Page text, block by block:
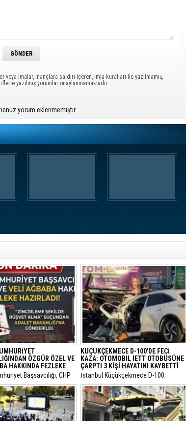
veya imalar, inançlara saldırı içeren, imla kuralları ile yazılmamış,
yazılmış yorumlar onaylanmamaktadır.
yorum eklenmemiştir.
ÖZGÜR ÖZEL VE
HAKKINDA FEZLEKE
Başsavcılığı, CHP
Özgür Özel ile CHP
Veli Ağbaba
yasal incelemelerin
ve her iki isim için de
kaldırılması
KÜÇÜKÇEKMECE D-100'DE FECİ
KAZA: OTOMOBİL İETT OTOBÜSÜNE
ÇARPTI 3 KİŞİ HAYATINI KAYBETTİ
​İstanbul Küçükçekmece D-100
Karayolu Edirne istikametinde
sürücüsünün kimliği henüz tespit
edilemeyen 34 BLN 100 plakalı
otomobil, önünde seyreden bir İETT
otobüsüne arkadan hızla çarptı.